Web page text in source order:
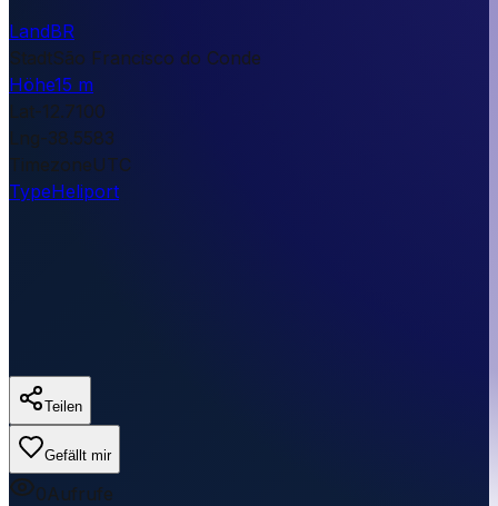
LandBR
StadtSão Francisco do Conde
Höhe15 m
Lat-12.7100
Lng-38.5583
TimezoneUTC
TypeHeliport
Teilen
Gefällt mir
0Aufrufe